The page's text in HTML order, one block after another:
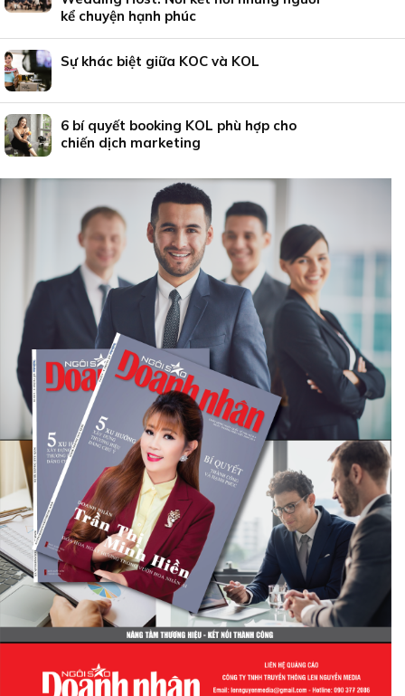
kể chuyện hạnh phúc
Sự khác biệt giữa KOC và KOL
6 bí quyết booking KOL phù hợp cho
chiến dịch marketing